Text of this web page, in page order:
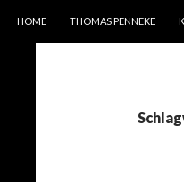
HOME
THOMAS PENNEKE